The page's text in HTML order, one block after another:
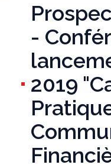
-
2019